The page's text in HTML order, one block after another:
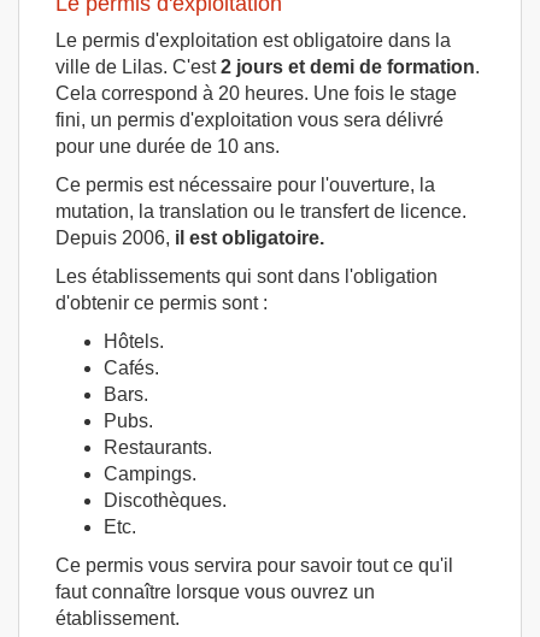
Le permis d'exploitation est obligatoire dans la
ville de Lilas. C'est2 jours et demi de formation.
Cela correspond à 20 heures. Une fois le stage
fini, un permis d'exploitation vous sera délivré
pour une durée de 10 ans.
Ce permis est nécessaire pour l'ouverture, la
mutation, la translation ou le transfert de licence.
Depuis 2006, il est obligatoire.
Les établissements qui sont dans l'obligation
d'obtenir ce permis sont :
Hôtels.
Cafés.
Bars.
Pubs.
Restaurants.
Campings.
Discothèques.
Etc.
Ce permis vous servira pour savoir tout ce qu'il
faut connaître lorsque vous ouvrez un
établissement.